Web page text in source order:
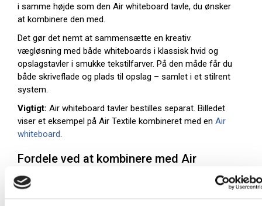
i samme højde som den Air whiteboard tavle, du ønsker
at kombinere den med.
Det gør det nemt at sammensætte en kreativ
vægløsning med både whiteboards i klassisk hvid og
opslagstavler i smukke tekstilfarver. På den måde får du
både skriveflade og plads til opslag – samlet i et stilrent
system.
Vigtigt: Air whiteboard tavler bestilles separat. Billedet
viser et eksempel på Air Textile kombineret med en Air
whiteboard
Fordele ved at kombinere med Air
Du får både en skrivetavle og en opslagstavle side